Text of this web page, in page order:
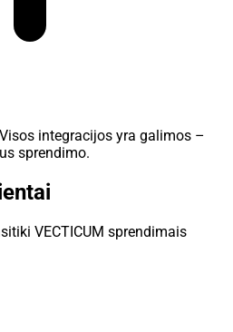
Visos integracijos yra galimos –
sprendimo.
VECTICUM sprendimais